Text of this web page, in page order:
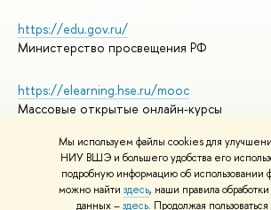
Мы используем файлы cookies для
НИУ ВШЭ и большего удобства его
подробную информацию об использовании
можно найти здесь, наши правила
данных –здесь. Продолжая
https://edu.gov.ru/
Министерство просвещения РФ
https://elearning.hse.ru/mooc
Массовые открытые онлайн-курсы
© НИУ ВШЭ 1993–2026
Адреса и контакты
Условия использования материалов